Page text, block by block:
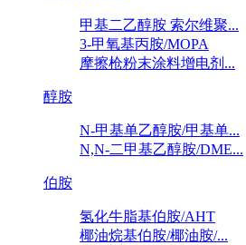
甲基二乙醇胺 索尔维聚...
3-甲氧基丙胺/MOPA
摩擦枪粉末涂料增电剂...
醇胺
N-甲基单乙醇胺/甲基单...
N,N-二甲基乙醇胺/DME...
伯胺
氢化牛脂基伯胺/AHT
椰油烷基伯胺/椰油胺/...